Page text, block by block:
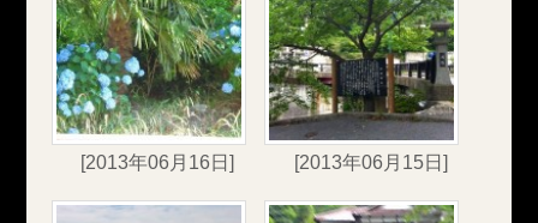
[2013年06月16日] [2013年06月15日]